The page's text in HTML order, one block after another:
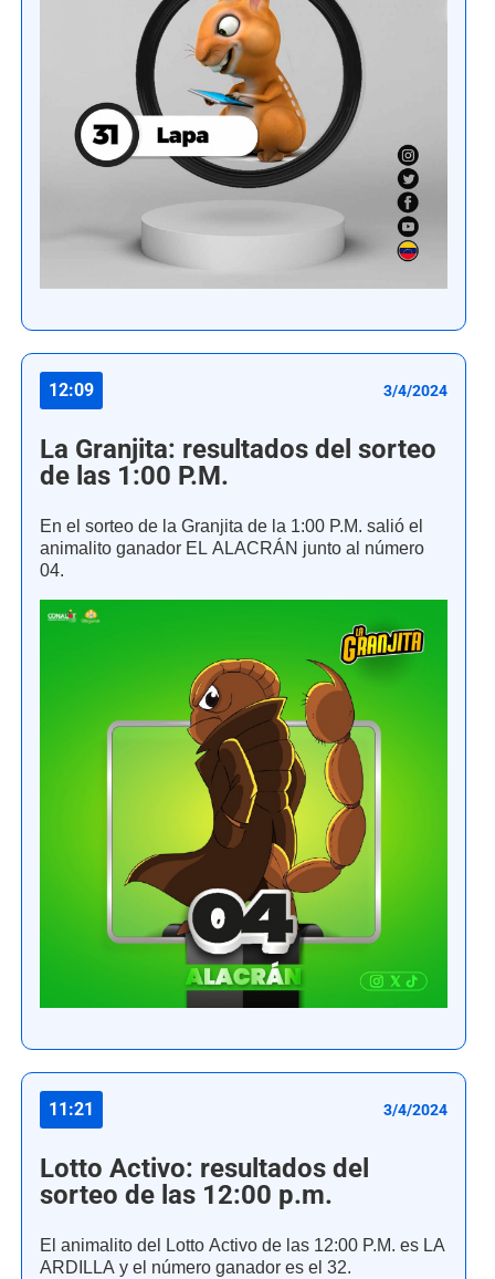
12:09 3/4/2024
La Granjita: resultados del sorteo
de las 1:00 P.M.
En el sorteo de la Granjita de la 1:00 P.M. salió el
animalito ganador EL ALACRÁN junto al número
04.
11:21 3/4/2024
Lotto Activo: resultados del
sorteo de las 12:00 p.m.
El animalito del Lotto Activo de las 12:00 P.M. es LA
ARDILLA y el número ganador es el 32.